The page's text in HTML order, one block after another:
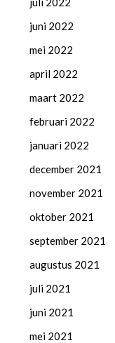
juni 2022
mei 2022
april 2022
maart 2022
februari 2022
januari 2022
december 2021
november 2021
oktober 2021
september 2021
augustus 2021
juli 2021
juni 2021
mei 2021